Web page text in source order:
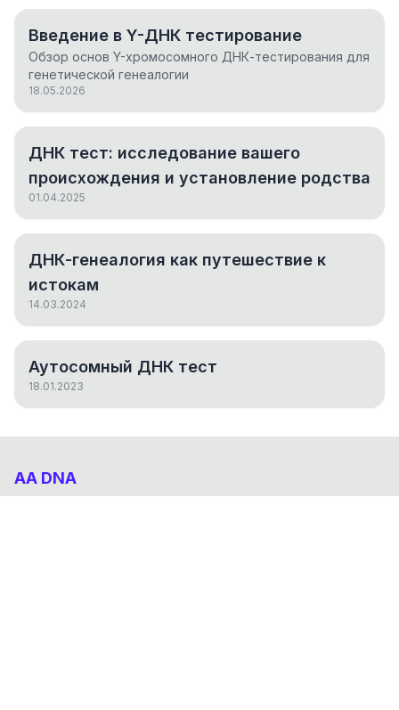
Введение в Y-ДНК тестирование
Обзор основ Y-хромосомного ДНК-тестирования для
генетической генеалогии
18.05.2026
ДНК тест: исследование вашего
происхождения и установление родства
01.04.2025
ДНК-генеалогия как путешествие к
истокам
14.03.2024
Аутосомный ДНК тест
18.01.2023
AA DNA